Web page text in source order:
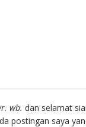
wb. dan selamat
postingan saya